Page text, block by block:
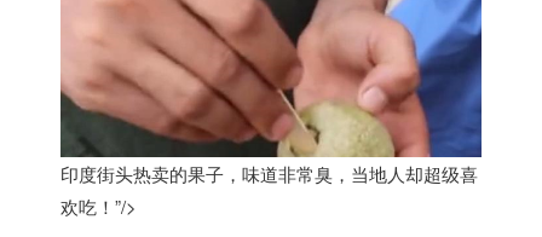
印度街头热卖的果子，味道非常臭，当地人却超级喜
欢吃！”/>